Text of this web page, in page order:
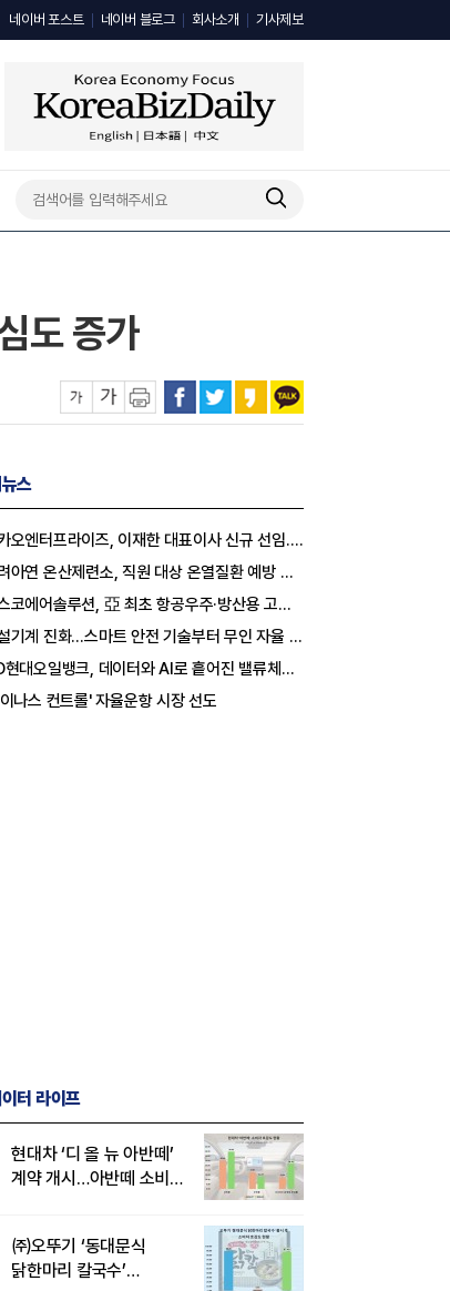
네이버 포스트 네이버 블로그 회사소개 기사제보
도 증가
스
오엔터프라이즈, 이재한 대표이사 신규 선임..."AI 전환 선도"
연 온산제련소, 직원 대상 온열질환 예방 안전 실천 캠페인 실시
에어솔루션, 亞 최초 항공우주·방산용 고순도 가스 국제 인증 획득
기계 진화…스마트 안전 기술부터 무인 자율 굴착기까지
대오일뱅크, 데이터와 AI로 흩어진 밸류체인 연결
나스 컨트롤' 자율운항 시장 선도
터 라이프
현대차 ‘디 올 뉴 아반떼’
계약 개시…아반떼 소비자
㈜오뚜기 ‘동대문식
닭한마리 칼국수’